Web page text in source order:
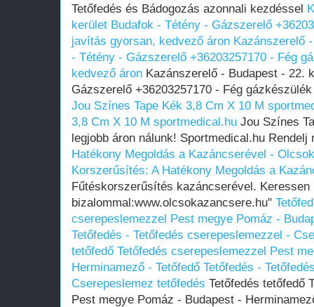
Tetőfedés és Bádogozás azonnali kezdéssel
kerület Budafok - Tétény - Gázszerelő
javítás gyorsan, kedvező áron Kazánszerelő
- Tétény - Gázszerelő +36203257170 - Fég
kedvező áron Kazánszerelő - Budapest - 22.
Gázszerelő +36203257170 - Fég
Jou Színes Tape Kék 3,8 Cm X 10 M
3,8 Cm X 10 M sportmedical.hu Jou Színes
legjobb áron nálunk! Sportmedical.hu
Hatékony Megoldás a Kazáncserével -
Korszerűsítés: A Hatékony Megoldás a
Fűtéskorszerűsítés kazáncserével. Keressen
bizalommal:www.olcsokazancsere.hu"
cserepeslemezzel Pest megye Pomáz -
Tetőfedés - Tetőfedés cserepeslemezzel -
tetőfedő Tetőfedés cserepeslemezzel Pest
Herminamező - Tetőfedő Tetőfedés -
Cserepeslemez tetőfedés Tetőfedés tetőfedő
Pest megye Pomáz - Budapest -